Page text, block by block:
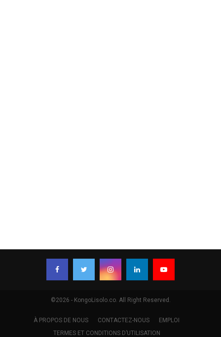
©2026 - KongoLisolo.co. All Right Reserved.
À PROPOS DE NOUS CONTACTEZ-NOUS
EMPLOI
TERMES ET CONDITIONS D’UTILISATION